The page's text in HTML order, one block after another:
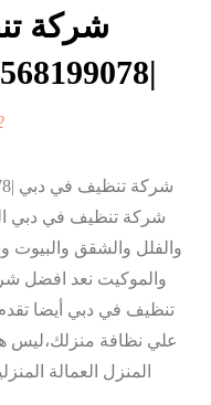
شركة
|0568199078| تنظيف المنازل
12
شركة تنظيف في دبي
والفلل والشقق والبيوت
والموكيت نعد افضل
تنظيف في دبي أيضا
علي نظافة منزلك،ليس
المنزل العمالة